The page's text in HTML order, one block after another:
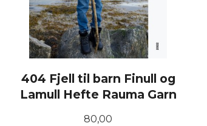
404 Fjell til barn Finull og
Lamull Hefte Rauma Garn
Pris
80,00